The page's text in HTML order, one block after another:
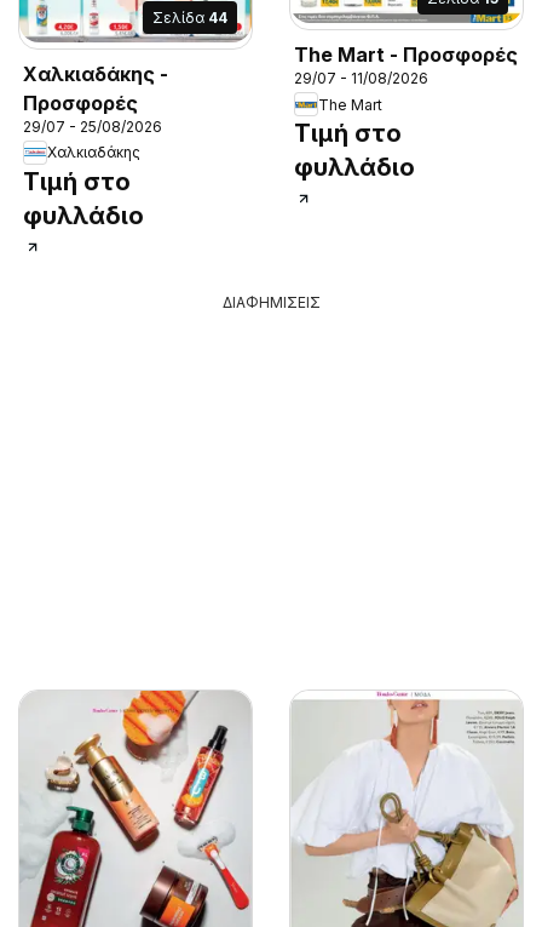
Σελίδα 44
Χαλκιαδάκης -
Προσφορές
29/07 - 25/08/2026
Χαλκιαδάκης
Τιμή στο
φυλλάδιο
The Mart - Προσφορές
29/07 - 11/08/2026
The Mart
Τιμή στο
φυλλάδιο
ΔΙΑΦΗΜΙΣΕΙΣ